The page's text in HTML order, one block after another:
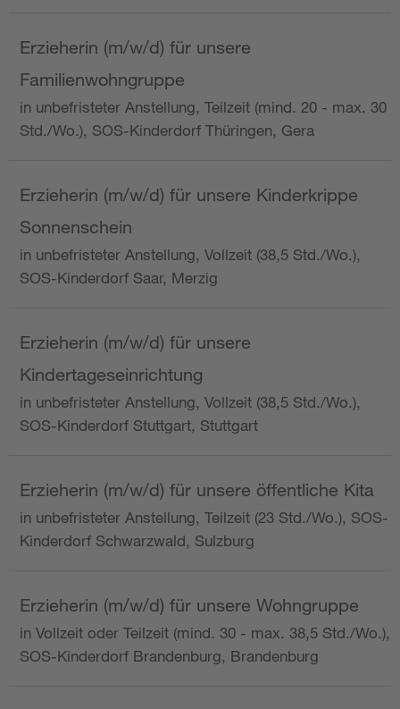
Erzieherin (m/w/d) für unsere
Familienwohngruppe
in unbefristeter Anstellung, Teilzeit (mind. 20 - max. 30
Std./Wo.), SOS-Kinderdorf Thüringen, Gera
Erzieherin (m/w/d) für unsere Kinderkrippe
Sonnenschein
in unbefristeter Anstellung, Vollzeit (38,5 Std./Wo.),
SOS-Kinderdorf Saar, Merzig
Erzieherin (m/w/d) für unsere
Kindertageseinrichtung
in unbefristeter Anstellung, Vollzeit (38,5 Std./Wo.),
SOS-Kinderdorf Stuttgart, Stuttgart
Erzieherin (m/w/d) für unsere öffentliche Kita
in unbefristeter Anstellung, Teilzeit (23 Std./Wo.), SOS-
Kinderdorf Schwarzwald, Sulzburg
Erzieherin (m/w/d) für unsere Wohngruppe
in Vollzeit oder Teilzeit (mind. 30 - max. 38,5 Std./Wo.),
SOS-Kinderdorf Brandenburg, Brandenburg